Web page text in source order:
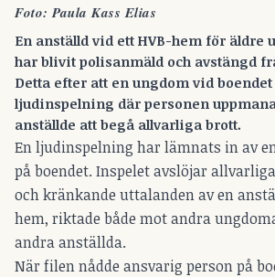
Foto: Paula Kass Elias
En anställd vid ett HVB-hem för äldre
har blivit polisanmäld och avstängd
Detta efter att en ungdom vid
ljudinspelning där personen
anställde att begå allvarliga brott.
En ljudinspelning har lämnats in av
på boendet. Inspelet avslöjar
och kränkande uttalanden av en
hem, riktade både mot andra
andra anställda.
När filen nådde ansvarig person på